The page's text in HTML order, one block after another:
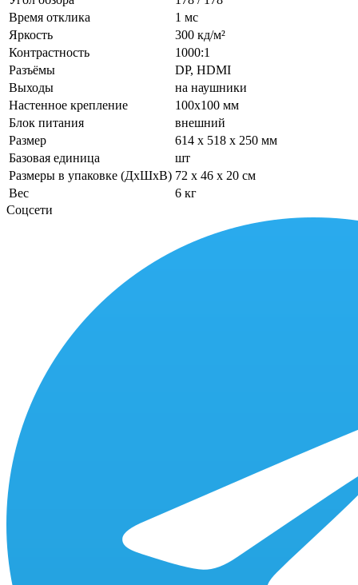
Время отклика
1 мс
Яркость
300 кд/м²
Контрастность
1000:1
Разъёмы
DP, HDMI
Выходы
на наушники
Настенное крепление
100x100 мм‎
Блок питания
внешний
Размер
614 x 518 x 250 мм
Базовая единица
шт
Размеры в упаковке (ДхШхВ) 72 x 46 x 20 см
Вес
6 кг
Соцсети